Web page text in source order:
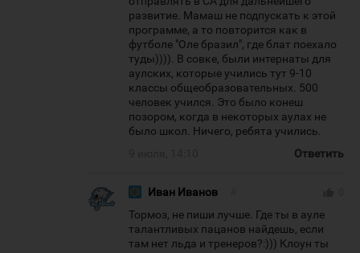
развитие. Мамаш не подпускать к этой
программе, а то повторится как в
футболе "Оле бразил", где блат поехало
туды)))). В совке, были интернаты для
аулских, которые учились тут 9-10
классы общеобразовательных. 500
человек учился. Это было конеш
позором, когда в некоторых аулах не
было школ. Ничего, ребята учились.
Ответить
Иван Иванов
Тормоз, не пиши лучше. Где ты в ауле
талантливых пацанов найдешь, если
там нет льда и тренеров?:))) Клоун ты